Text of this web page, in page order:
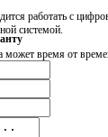
работать с
системой.
может время от